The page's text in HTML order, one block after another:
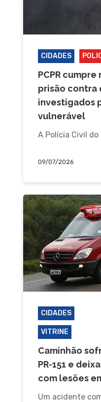
CIDADES
PCPR
prisão contra
investigados
vulnerável
A Polícia Civil do
09/07/2026
CIDADES
VITRINE
Caminhão
PR-151 e
com lesões
Um acidente